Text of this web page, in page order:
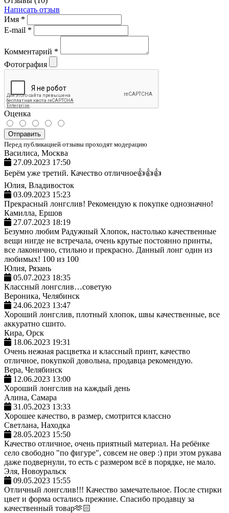
Написать отзыв
Имя *
E-mail *
Комментарий *
Фотография
Оценка
Отправить
Перед публикацией отзывы проходят модерацию
Василиса, Москва
27.09.2023 17:50
Берём уже третий. Качество отличное👍👍👍
Юлия, Владивосток
03.09.2023 15:23
Прекрасный лонгслив! Рекомендую к покупке однозначно!
Камилла, Ершов
27.07.2023 18:19
Безумно любим Радужный Хлопок, настолько качественные
вещи нигде не встречала, очень крутые постоянно принты,
все лаконично, стильно и прекрасно. Данный лонг один из
любимых! 100 из 100
Юлия, Рязань
05.07.2023 18:35
Классный лонгслив…советую
Вероника, Челябинск
24.06.2023 13:47
Хороший лонгслив, плотный хлопок, швы качественные, все
аккуратно сшито.
Кира, Орск
18.06.2023 19:31
Очень нежная расцветка и классный принт, качество
отличное, покупкой довольна, продавца рекомендую.
Вера, Челябинск
12.06.2023 13:00
Хороший лонгслив на каждый день
Алина, Самара
31.05.2023 13:33
Хорошее качество, в размер, смотрится классно
Светлана, Находка
28.05.2023 15:50
Качество отличное, очень приятный материал. На ребёнке
село свободно "по фигуре", совсем не овер :) при этом рукава
даже подвернули, то есть с размером всё в порядке, не мало.
Эля, Новоуральск
09.05.2023 15:55
Отличный лонгслив!!! Качество замечательное. После стирки
цвет и форма остались прежние. Спасибо продавцу за
качественный товар🫶🏻